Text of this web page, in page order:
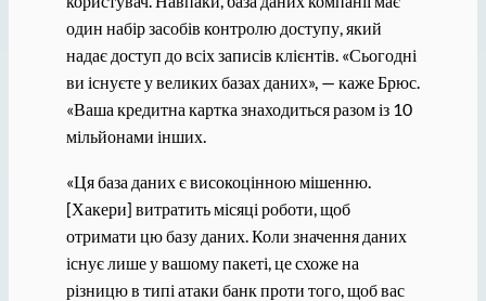
один набір засобів контролю доступу, який
надає доступ до всіх записів клієнтів. «Сьогодні
ви існуєте у великих базах даних», — каже Брюс.
«Ваша кредитна картка знаходиться разом із 10
мільйонами інших.
«Ця база даних є високоцінною мішенню.
[Хакери] витратить місяці роботи, щоб
отримати цю базу даних. Коли значення даних
існує лише у вашому пакеті, це схоже на
різницю в типі атаки банк проти того, щоб вас